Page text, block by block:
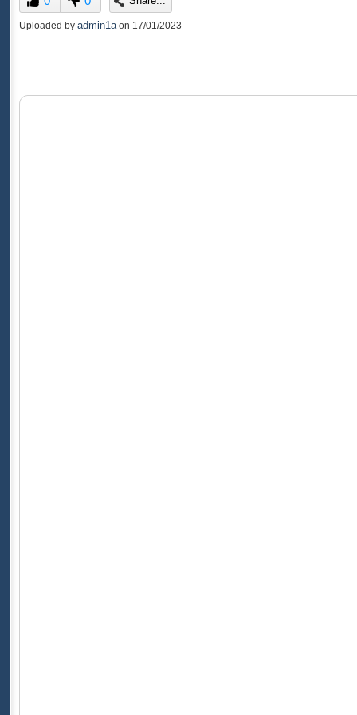
of
0
Uploaded by admin1a on 17/01/2023